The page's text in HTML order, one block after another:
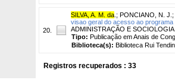
20.
SILVA, A. M. da ; PONCIANO, N. J. ;
visao geral do acesso ao programa
ADMINISTRAÇÃO E
Tipo: Publicação em Anais de
Biblioteca(s): Biblioteca Rui
Registros recuperados : 33